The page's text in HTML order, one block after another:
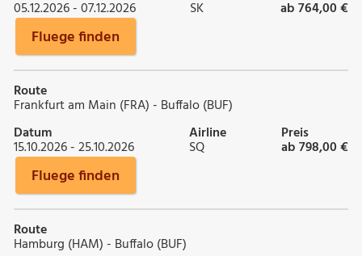
05.12.2026 - 07.12.2026 SK ab 764,00 €
Fluege finden
Route
Frankfurt am Main (FRA) - Buffalo (BUF)
Datum
15.10.2026 - 25.10.2026
Airline
SQ
Preis
ab 798,00 €
Fluege finden
Route
Hamburg (HAM) - Buffalo (BUF)